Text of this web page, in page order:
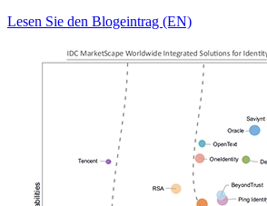
Lesen Sie den Blogeintrag (EN)